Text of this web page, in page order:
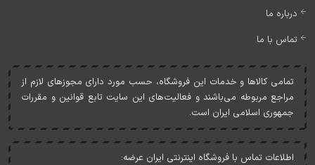
درباره ما
تماس با ما
تمامی کالاها و خدمات اين فروشگاه، حسب مورد دارای مجوزهای لازم از
مراجع مربوطه می‌باشند و فعاليت‌های اين سايت تابع قوانين و مقررات
جمهوری اسلامی ايران است.
اطلاعات تماس با فروشگاه اینترنتی ایران عرضه: